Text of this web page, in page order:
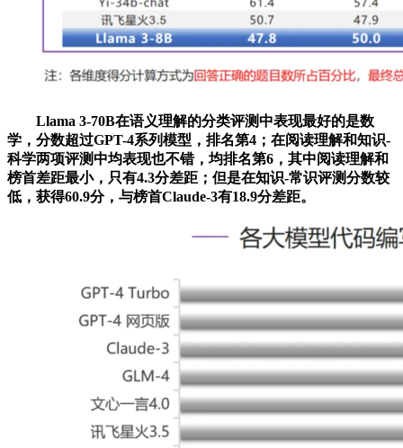
Llama 3-70B在语义理解的分类评测中表现最好的是数
学，分数超过GPT-4系列模型，排名第4；在阅读理解和知识-
科学两项评测中均表现也不错，均排名第6，其中阅读理解和
榜首差距最小，只有4.3分差距；但是在知识-常识评测分数较
低，获得60.9分，与榜首Claude-3有18.9分差距。